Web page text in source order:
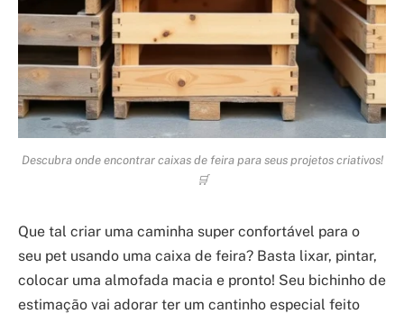
Descubra onde encontrar caixas de feira para seus projetos criativos!
🛒
Que tal criar uma caminha super confortável para o
seu pet usando uma caixa de feira? Basta lixar, pintar,
colocar uma almofada macia e pronto! Seu bichinho de
estimação vai adorar ter um cantinho especial feito